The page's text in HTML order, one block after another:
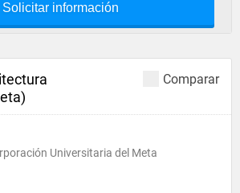
Solicitar información
Comparar
Universitaria del Meta